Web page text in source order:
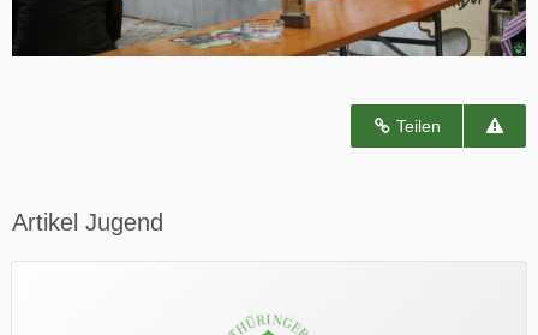
Teilen
Artikel Jugend